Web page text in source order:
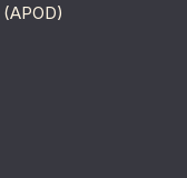
(APOD)